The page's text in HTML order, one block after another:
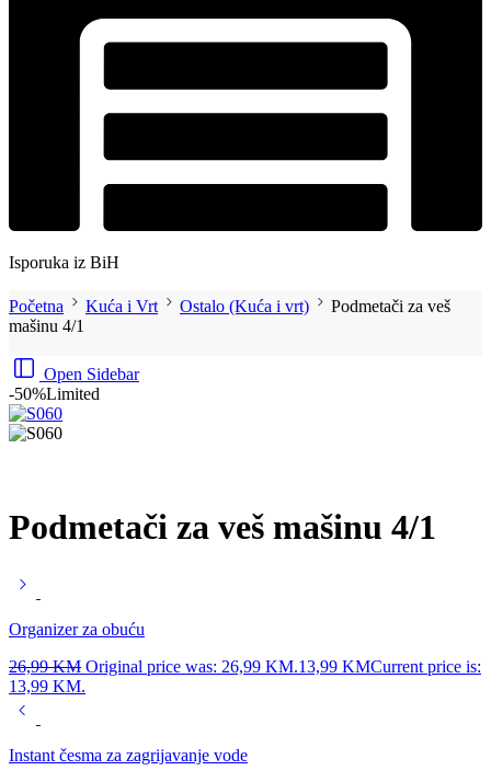
Isporuka iz BiH
Početna Kuća i Vrt Ostalo (Kuća i vrt)
Podmetači za veš
mašinu 4/1
Open Sidebar
-50%Limited
Podmetači za veš mašinu 4/1
Organizer za obuću
26,99KM Original price was: 26,99 KM.13,99 KMCurrent price is:
13,99 KM.
Instant česma za zagrijavanje vode